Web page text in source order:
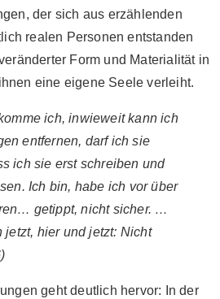
der sich aus erzählenden
realen Personen entstanden
Form und Materialität in
eine eigene Seele verleiht.
ich, inwieweit kann ich
entfernen, darf ich sie
ich sie erst schreiben und
Ich bin, habe ich vor über
getippt, nicht sicher. …
jetzt, hier und jetzt: Nicht
geht deutlich hervor: In der